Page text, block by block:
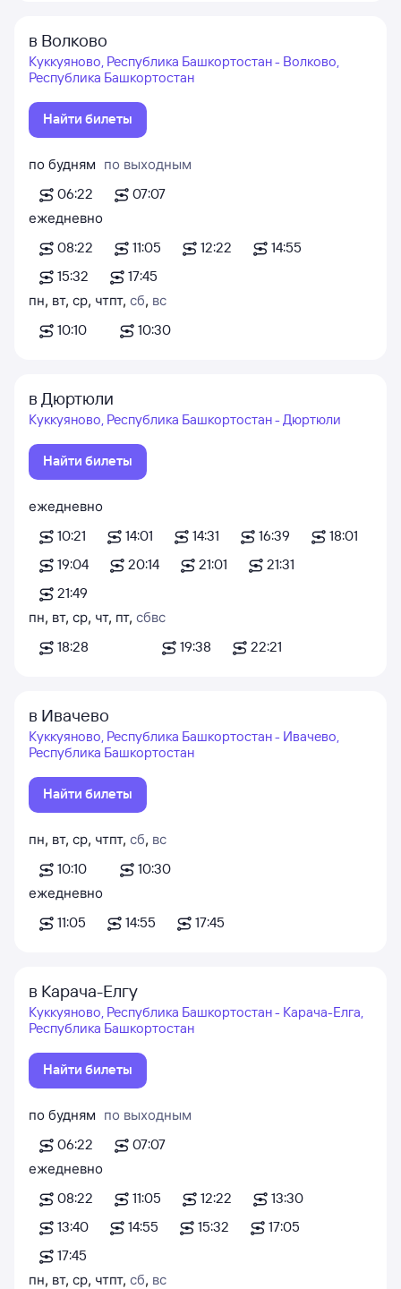
в Волково
Куккуяново, Республика Башкортостан - Волково,
Республика Башкортостан
Найти билеты
по будням
06:22
по выходным
07:07
ежедневно
08:22
11:05 12:22
14:55
15:32
17:45
пн, вт, ср, чт
10:10
пт, сб, вс
10:30
в Дюртюли
Куккуяново, Республика Башкортостан - Дюртюли
Найти билеты
ежедневно
10:21
14:01 14:31 16:39
18:01
19:04
20:14 21:01
21:31
21:49
пн, вт, ср, чт, пт, сб
18:28
вс
19:38
22:21
в Ивачево
Куккуяново, Республика Башкортостан - Ивачево,
Республика Башкортостан
Найти билеты
пн, вт, ср, чт
10:10
пт, сб, вс
10:30
ежедневно
11:05
14:55 17:45
в Карача-Елгу
Куккуяново, Республика Башкортостан - Карача-Елга,
Республика Башкортостан
Найти билеты
по будням
06:22
по выходным
07:07
ежедневно
08:22
11:05 12:22
13:30
13:40
14:55 15:32
17:05
17:45
пн, вт, ср, чтпт, сб, вс